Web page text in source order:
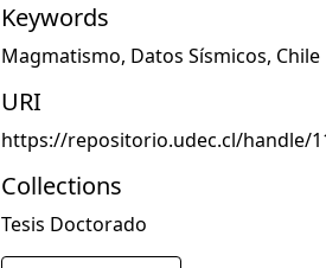
Keywords
Magmatismo, Datos Sísmicos, Chile
URI
https://repositorio.udec.cl/handle/
Collections
Tesis Doctorado